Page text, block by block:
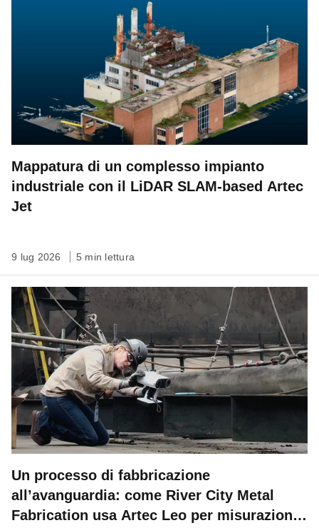
Mappatura di un complesso impianto
industriale con il LiDAR SLAM-based Artec
Jet
9 lug 2026 5 min lettura
Un processo di fabbricazione
all’avanguardia: come River City Metal
Fabrication usa Artec Leo per misurazioni